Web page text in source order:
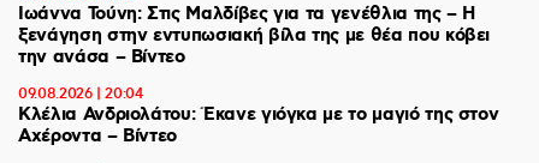
Ιωάννα Τούνη: Στις Μαλδίβες για τα γενέθλια της – H
ξενάγηση στην εντυπωσιακή βίλα της με θέα που κόβει
την ανάσα – Βίντεο
09.08.2026 | 20:04
Κλέλια Ανδριολάτου: Έκανε γιόγκα με το μαγιό της στον
Αχέροντα – Βίντεο